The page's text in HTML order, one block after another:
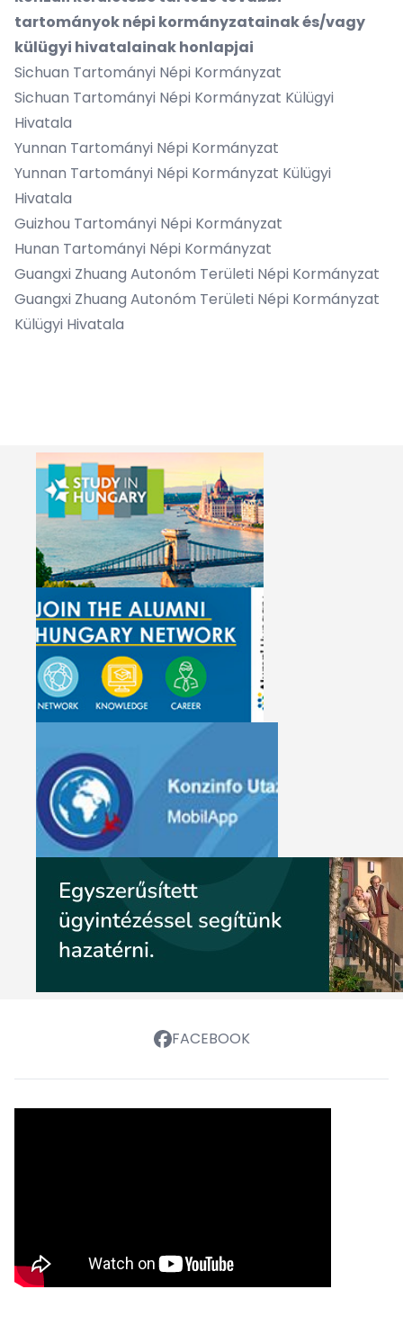
tartományok népi kormányzatainak és/vagy
külügyi hivatalainak honlapjai
Sichuan Tartományi Népi Kormányzat
Sichuan Tartományi Népi Kormányzat Külügyi
Hivatala
Yunnan Tartományi Népi Kormányzat
Yunnan Tartományi Népi Kormányzat Külügyi
Hivatala
Guizhou Tartományi Népi Kormányzat
Hunan Tartományi Népi Kormányzat
Guangxi Zhuang Autonóm Területi Népi Kormányzat
Guangxi Zhuang Autonóm Területi Népi Kormányzat
Külügyi Hivatala
FACEBOOK